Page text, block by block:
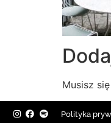
Musisz się
Polityka